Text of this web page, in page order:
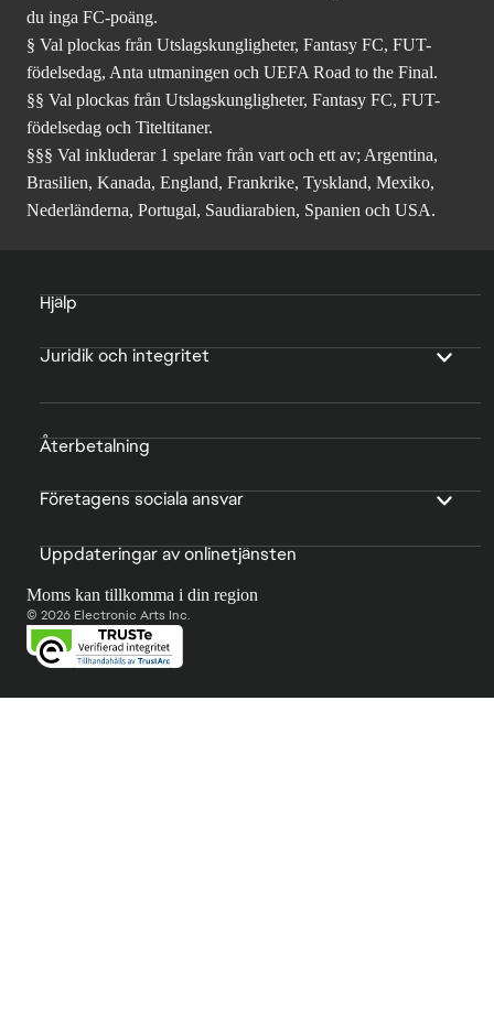
du inga FC-poäng.
§ Val plockas från Utslagskungligheter, Fantasy FC, FUT-
födelsedag, Anta utmaningen och UEFA Road to the Final.
§§ Val plockas från Utslagskungligheter, Fantasy FC, FUT-
födelsedag och Titeltitaner.
§§§ Val inkluderar 1 spelare från vart och ett av; Argentina,
Brasilien, Kanada, England, Frankrike, Tyskland, Mexiko,
Nederländerna, Portugal, Saudiarabien, Spanien och USA.
Hjälp
Juridik och integritet
Återbetalning
Företagens sociala ansvar
Uppdateringar av onlinetjänsten
Moms kan tillkomma i din region
© 2026 Electronic Arts Inc.